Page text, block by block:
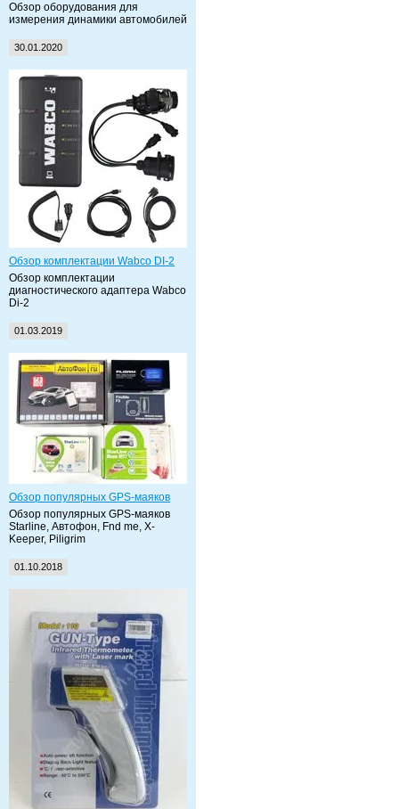
Обзор оборудования для
измерения динамики автомобилей
30.01.2020
Обзор комплектации Wabco DI-2
Обзор комплектации
диагностического адаптера Wabco
Di-2
01.03.2019
Обзор популярных GPS-маяков
Обзор популярных GPS-маяков
Starline, Автофон, Fnd me, X-
Keeper, Piligrim
01.10.2018